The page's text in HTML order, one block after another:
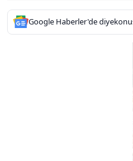
Google Haberler'de